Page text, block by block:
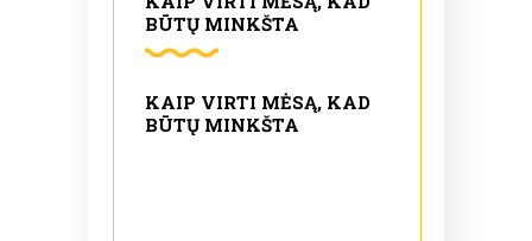
BŪTŲ MINKŠTA
KAIP VIRTI MĖSĄ, KAD
BŪTŲ MINKŠTA